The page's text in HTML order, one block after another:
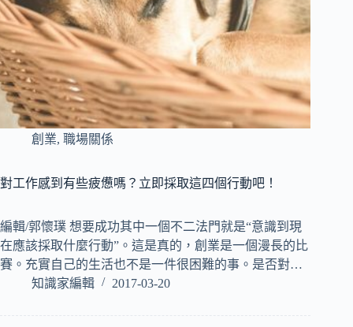
創業, 職場關係
對工作感到有些疲憊嗎？立即採取這四個行動吧！
編輯/郭懷璞 想要成功其中一個不二法門就是“意識到現
在應該採取什麼行動”。這是真的，創業是一個漫長的比
賽。充實自己的生活也不是一件很困難的事。是否對…
知識家編輯
2017-03-20